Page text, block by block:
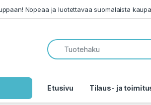
Nopeaa ja luotettavaa suomalaista
Etusivu Tilaus- ja